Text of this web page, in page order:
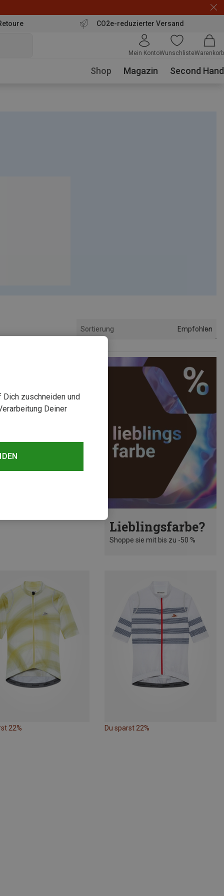
CO2e-reduzierter Versand
Mein KontoWunschlisteWarenkorb
Shop Magazin Second Hand
Sortierung Empfohlen
Lieblingsfarbe?
Shoppe sie mit bis zu -50 %
22% Du sparst 22%
zuschneiden und
Deiner